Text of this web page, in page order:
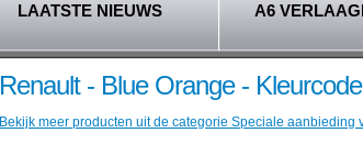
LAATSTE NIEUWS A6
Renault - Blue Orange -
Bekijk meer producten uit de categorie Speciale aanbieding